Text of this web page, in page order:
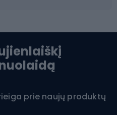
prie naujų produktų